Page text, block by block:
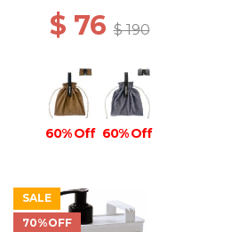
$ 76$ 190
60% Off 60% Off
SALE
70%OFF